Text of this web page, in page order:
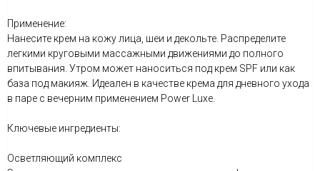
Применение:
Нанесите крем на кожу лица, шеи и декольте. Распределите
легкими круговыми массажными движениями до полного
впитывания. Утром может наноситься под крем SPF или как
база под макияж. Идеален в качестве крема для дневного ухода
в паре с вечерним применением Power Luxe.
Ключевые ингредиенты:
Осветляющий комплекс